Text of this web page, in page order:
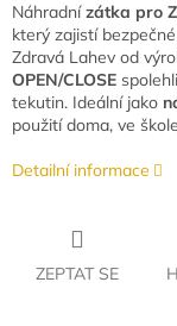
Náhradnízátka pro
který zajistí
Zdravá Lahev od
OPEN/CLOSE
tekutin. Ideální jako
použití doma, ve
Detailní informace
ZEPTAT SE